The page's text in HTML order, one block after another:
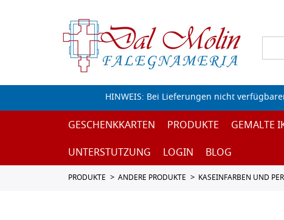
HINWEIS: Bei Lieferungen nicht
GESCHENKKARTEN PRODUKTE GEMALTE
UNTERSTUTZUNG
LOGIN BLOG
PRODUKTE ANDERE PRODUKTE KASEINFARBEN UND